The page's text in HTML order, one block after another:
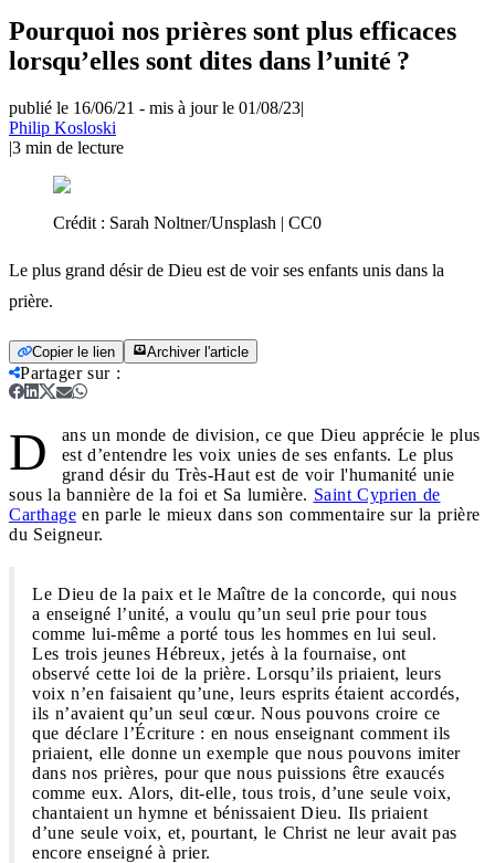
Pourquoi nos prières sont plus efficaces
lorsqu’elles sont dites dans l’unité ?
publié le 16/06/21 - mis à jour le 01/08/23|
Philip Kosloski
|3 min de lecture
Crédit : Sarah Noltner/Unsplash | CC0
Le plus grand désir de Dieu est de voir ses enfants unis dans la
prière.
Copier le lien Archiver l'article
Partager sur:
D
ans un monde de division, ce que Dieu apprécie le plus
est d’entendre les voix unies de ses enfants. Le plus
grand désir du Très-Haut est de voir l'humanité unie
sous la bannière de la foi et Sa lumière. Saint Cyprien de
Carthage en parle le mieux dans son commentaire sur la prière
du Seigneur.
Le Dieu de la paix et le Maître de la concorde, qui nous
a enseigné l’unité, a voulu qu’un seul prie pour tous
comme lui-même a porté tous les hommes en lui seul.
Les trois jeunes Hébreux, jetés à la fournaise, ont
observé cette loi de la prière. Lorsqu’ils priaient, leurs
voix n’en faisaient qu’une, leurs esprits étaient accordés,
ils n’avaient qu’un seul cœur. Nous pouvons croire ce
que déclare l’Écriture : en nous enseignant comment ils
priaient, elle donne un exemple que nous pouvons imiter
dans nos prières, pour que nous puissions être exaucés
comme eux. Alors, dit-elle, tous trois, d’une seule voix,
chantaient un hymne et bénissaient Dieu. Ils priaient
d’une seule voix, et, pourtant, le Christ ne leur avait pas
encore enseigné à prier.